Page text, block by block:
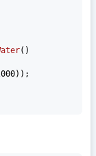
()
));